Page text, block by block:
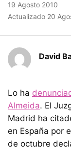
19 Agosto 2010
Actualizado 20
David
Lo ha
Almeida. El
Madrid ha
en España por
de octubre